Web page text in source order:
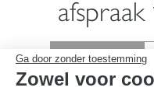
Ga door zonder toestemming
Zowel voor
in de winkel